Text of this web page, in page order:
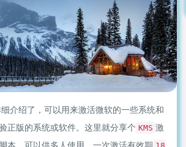
介绍了，可以用来激活微软的一些系统和
正版的系统或软件。这里就分享个 KMS 激